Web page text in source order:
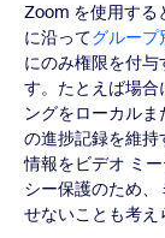
Zoom を使用する
に沿ってグループ
にのみ権限を付与
す。たとえば場合
ングをローカル
の進捗記録を維
情報をビデオ ミ
シー保護のため、
せないことも考え